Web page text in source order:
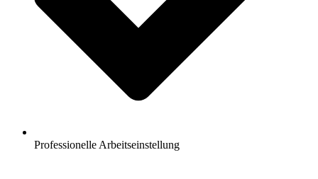
Professionelle Arbeitseinstellung